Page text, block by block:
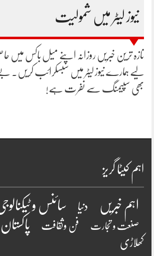
نیوز لیٹر میں شمولیت
تازہ ترین خبریں روزانہ اپنے میل باکس
لیے ہمارے نیوز لیٹر میں سبسکرائب کریں۔
بھی سپیمنگ سے نفرت ہے!
اہم کیٹا گریز
اہم خبریں دنیا سائنس و
صنعت و تجارت فن وثقافت پاکستان
کھلاڑی